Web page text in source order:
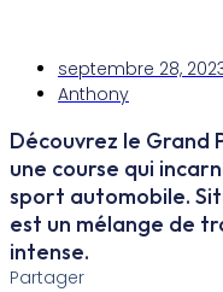
septembre 28,
Anthony
Découvrez le Grand
une course qui
sport automobile.
est un mélange de
intense.
Partager